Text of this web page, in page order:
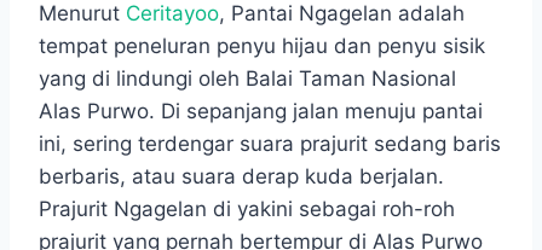
Menurut Ceritayoo, Pantai Ngagelan adalah
tempat peneluran penyu hijau dan penyu sisik
yang di lindungi oleh Balai Taman Nasional
Alas Purwo. Di sepanjang jalan menuju pantai
ini, sering terdengar suara prajurit sedang baris
berbaris, atau suara derap kuda berjalan.
Prajurit Ngagelan di yakini sebagai roh-roh
prajurit yang pernah bertempur di Alas Purwo